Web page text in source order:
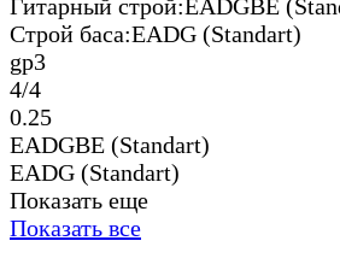
Гитарный строй:EADGBE
Строй баса:EADG (Standart)
gp3
4/4
0.25
EADGBE (Standart)
EADG (Standart)
Показать еще
Показать все